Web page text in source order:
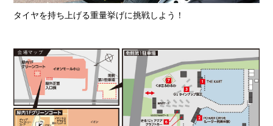
タイヤを持ち上げる重量挙げに挑戦しよう！